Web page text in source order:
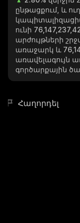
ընթացքում, և
ունի
արժույթների
առաջարկ և
առավելագույն
գործարքային
Հաղորդել